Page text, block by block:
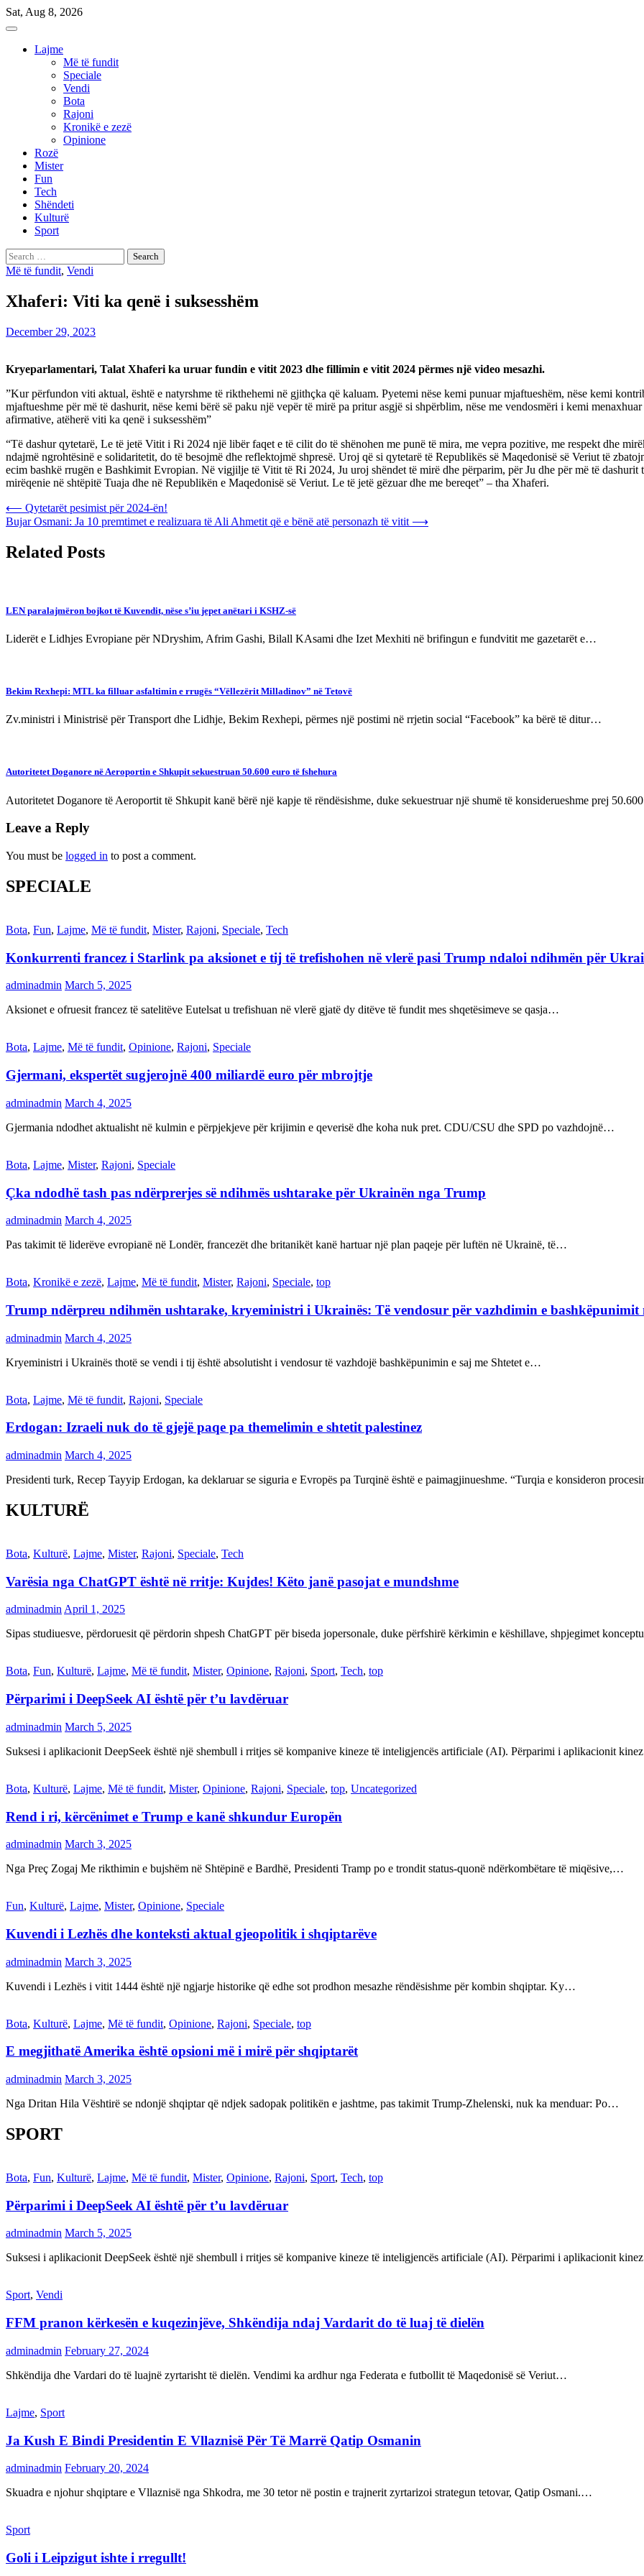
Skip
to
Sat, Aug 8, 2026
Lajme
Më të fundit
Speciale
Vendi
Bota
Rajoni
Kronikë e zezë
Opinione
Rozë
Mister
Fun
Tech
Shëndeti
Kulturë
Sport
Search
for:
Më të fundit, Vendi
Xhaferi: Viti ka qenë i suksesshëm
December 29, 2023
Kryeparlamentari, Talat Xhaferi ka uruar fundin e vitit 2023 dhe fillimin e vitit 2024 përmes një video mesazhi.
”Kur përfundon viti aktual, është e natyrshme të rikthehemi në gjithçka që kaluam. Pyetemi nëse kemi punuar mjaftueshëm, nëse kemi
mjaftueshme për më të dashurit, nëse kemi bërë së paku një vepër të mirë pa pritur asgjë si shpërblim, nëse me vendosmëri i kemi
afirmative, atëherë viti ka qenë i suksesshëm”
“Të dashur qytetarë, Le të jetë Vitit i Ri 2024 një libër faqet e të cilit do të shënohen me punë të mira, me vepra pozitive, me respekt dhe
ndajmë ngrohtësinë e solidaritetit, do të besojmë dhe reflektojmë shpresë. Uroj që si qytetarë të Republikës së Maqedonisë së Veriut të
ecim bashkë rrugën e Bashkimit Evropian. Në vigjilje të Vitit të Ri 2024, Ju uroj shëndet të mirë dhe përparim, për Ju dhe për më të dashurit
mirëqenie në shtëpitë Tuaja dhe në Republikën e Maqedonisë së Veriut. Le të jetë gëzuar dhe me bereqet” – tha Xhaferi.
Post
navigation
⟵ Qytetarët pesimist për 2024-ën!
Bujar Osmani: Ja 10 premtimet e realizuara të Ali Ahmetit që e bënë atë personazh të vitit ⟶
Related Posts
LEN paralajmëron bojkot të Kuvendit, nëse s’iu jepet anëtari i KSHZ-së
Liderët e Lidhjes Evropiane për NDryshim, Afrim Gashi, Bilall KAsami dhe Izet Mexhiti në brifingun e fundvitit me gazetarët e…
Bekim Rexhepi: MTL ka filluar asfaltimin e rrugës “Vëllezërit Milladinov” në Tetovë
Zv.ministri i Ministrisë për Transport dhe Lidhje, Bekim Rexhepi, përmes një postimi në rrjetin social “Facebook” ka bërë të ditur…
Autoritetet Doganore në Aeroportin e Shkupit sekuestruan 50.600 euro të fshehura
Autoritetet Doganore të Aeroportit të Shkupit kanë bërë një kapje të rëndësishme, duke sekuestruar një shumë të konsiderueshme prej
Leave a Reply
You must be logged in to post a comment.
SPECIALE
Bota, Fun, Lajme, Më të fundit, Mister, Rajoni, Speciale, Tech
Konkurrenti francez i Starlink pa aksionet e tij të trefishohen në vlerë pasi Trump ndaloi ndihmën për
adminadmin March 5, 2025
Aksionet e ofruesit francez të satelitëve Eutelsat u trefishuan në vlerë gjatë dy ditëve të fundit mes shqetësimeve se qasja…
Bota, Lajme, Më të fundit, Opinione, Rajoni, Speciale
Gjermani, ekspertët sugjerojnë 400 miliardë euro për mbrojtje
adminadmin March 4, 2025
Gjermania ndodhet aktualisht në kulmin e përpjekjeve për krijimin e qeverisë dhe koha nuk pret. CDU/CSU dhe SPD po vazhdojnë…
Bota, Lajme, Mister, Rajoni, Speciale
Çka ndodhë tash pas ndërprerjes së ndihmës ushtarake për Ukrainën nga Trump
adminadmin March 4, 2025
Pas takimit të liderëve evropianë në Londër, francezët dhe britanikët kanë hartuar një plan paqeje për luftën në Ukrainë, të…
Bota, Kronikë e zezë, Lajme, Më të fundit, Mister, Rajoni, Speciale, top
Trump ndërpreu ndihmën ushtarake, kryeministri i Ukrainës: Të vendosur për vazhdimin e bashkëpunimit
adminadmin March 4, 2025
Kryeministri i Ukrainës thotë se vendi i tij është absolutisht i vendosur të vazhdojë bashkëpunimin e saj me Shtetet e…
Bota, Lajme, Më të fundit, Rajoni, Speciale
Erdogan: Izraeli nuk do të gjejë paqe pa themelimin e shtetit palestinez
adminadmin March 4, 2025
Presidenti turk, Recep Tayyip Erdogan, ka deklaruar se siguria e Evropës pa Turqinë është e paimagjinueshme. “Turqia e konsideron
KULTURË
Bota, Kulturë, Lajme, Mister, Rajoni, Speciale, Tech
Varësia nga ChatGPT është në rritje: Kujdes! Këto janë pasojat e mundshme
adminadmin April 1, 2025
Sipas studiuesve, përdoruesit që përdorin shpesh ChatGPT për biseda jopersonale, duke përfshirë kërkimin e këshillave, shpjegimet
Bota, Fun, Kulturë, Lajme, Më të fundit, Mister, Opinione, Rajoni, Sport, Tech, top
Përparimi i DeepSeek AI është për t’u lavdëruar
adminadmin March 5, 2025
Suksesi i aplikacionit DeepSeek është një shembull i rritjes së kompanive kineze të inteligjencës artificiale (AI). Përparimi i aplikacionit
Bota, Kulturë, Lajme, Më të fundit, Mister, Opinione, Rajoni, Speciale, top, Uncategorized
Rend i ri, kërcënimet e Trump e kanë shkundur Europën
adminadmin March 3, 2025
Nga Preç Zogaj Me rikthimin e bujshëm në Shtëpinë e Bardhë, Presidenti Tramp po e trondit status-quonë ndërkombëtare të miqësive,…
Fun, Kulturë, Lajme, Mister, Opinione, Speciale
Kuvendi i Lezhës dhe konteksti aktual gjeopolitik i shqiptarëve
adminadmin March 3, 2025
Kuvendi i Lezhës i vitit 1444 është një ngjarje historike që edhe sot prodhon mesazhe rëndësishme për kombin shqiptar. Ky…
Bota, Kulturë, Lajme, Më të fundit, Opinione, Rajoni, Speciale, top
E megjithatë Amerika është opsioni më i mirë për shqiptarët
adminadmin March 3, 2025
Nga Dritan Hila Vështirë se ndonjë shqiptar që ndjek sadopak politikën e jashtme, pas takimit Trump-Zhelenski, nuk ka menduar: Po…
SPORT
Bota, Fun, Kulturë, Lajme, Më të fundit, Mister, Opinione, Rajoni, Sport, Tech, top
Përparimi i DeepSeek AI është për t’u lavdëruar
adminadmin March 5, 2025
Suksesi i aplikacionit DeepSeek është një shembull i rritjes së kompanive kineze të inteligjencës artificiale (AI). Përparimi i aplikacionit
Sport, Vendi
FFM pranon kërkesën e kuqezinjëve, Shkëndija ndaj Vardarit do të luaj të dielën
adminadmin February 27, 2024
Shkëndija dhe Vardari do të luajnë zyrtarisht të dielën. Vendimi ka ardhur nga Federata e futbollit të Maqedonisë së Veriut…
Lajme, Sport
Ja Kush E Bindi Presidentin E Vllaznisë Për Të Marrë Qatip Osmanin
adminadmin February 20, 2024
Skuadra e njohur shqiptare e Vllaznisë nga Shkodra, me 30 tetor në postin e trajnerit zyrtarizoi strategun tetovar, Qatip Osmani.…
Sport
Goli i Leipzigut ishte i rregullt!